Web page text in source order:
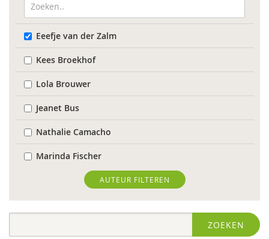
Eeefje van der Zalm
Kees Broekhof
Lola Brouwer
Jeanet Bus
Nathalie Camacho
Marinda Fischer
Sieneke Goorhuis-Brouwer
Jolien Hesselberth
AUTEUR FILTEREN
ZOEKEN